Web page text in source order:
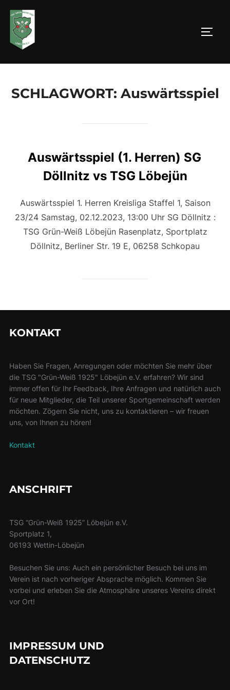
Inhalt
springen
SCHLAGWORT: Auswärtsspiel
Auswärtsspiel (1. Herren) SG
Döllnitz vs TSG Löbejün
Auswärtsspiel 1. Herren Kreisliga Staffel 1, Saison
23/24 Samstag, 02.12.2023, 13:00 Uhr SG Döllnitz :
TSG Grün-Weiß Löbejün Rasenplatz, Sportplatz
Döllnitz, Berliner Str. 19 E, 06258 Schkopau
KONTAKT
Haben Sie Fragen, Anregungen oder möchten Sie mehr über
die TSG "Grün-Weiß 1925" Löbejün e.V. erfahren? Wir sind
immer offen für Ihr Feedback, Ihre Anfragen und natürlich auch
für neue Mitglieder, die Teil unserer Sportgemeinschaft werden
möchten. Zögern Sie nicht, uns zu kontaktieren – wir freuen
uns, von Ihnen zu hören!
Kontakt
ANSCHRIFT
TSG “Grün-Weiß 1925” Löbejün e.V.
Sportplatz 1,
06193 Wettin-Löbejün
Besuchen Sie uns: Auch ein persönlicher Besuch bei uns im
Verein ist nach vorheriger Absprache möglich. Kommen Sie
vorbei und erleben Sie die Atmosphäre unseres Vereins direkt
vor Ort!
IMPRESSUM UND
DATENSCHUTZ